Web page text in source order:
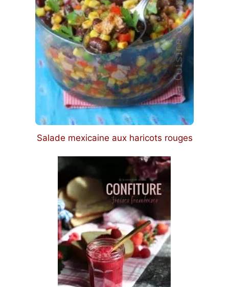
Salade mexicaine aux haricots rouges